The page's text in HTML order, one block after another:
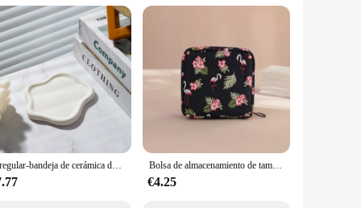
ensuring that everything from toiletries to towels is
Its compact size doesn't compromise on storage
is a versatile product. Its design is not only
allows for easy access to items stored on the
Lrregular-bandeja de cerámica de tamaño pequeño para exhibición de Joyas, soporte de escritorio para anillos, collares, pendientes, organizador, adorno de almacenamiento, 1 unidad Bolsa de almacenamiento de tampones sanitarios para mujer, organizador impermeable portátil con patrón de dibujos animados
€4.25